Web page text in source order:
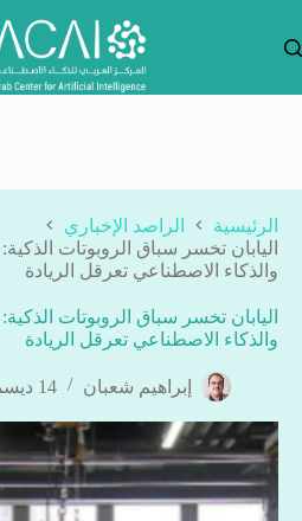
المحتوى
الرئيسية
الراصد الإخباري
اليابان تخسر سباق الروبوتات
والذكاء الاصطناعي تعرقل الريادة
اليابان تخسر سباق الروبوتات
والذكاء الاصطناعي تعرقل الريادة
إبراهيم شعبان 14 ديسمبر, 2025